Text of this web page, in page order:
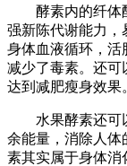
酵素内的纤体酵
强新陈代谢能力，
身体血液循环，活
减少了毒素。还可
达到减肥瘦身效果
水果酵素还可以
余能量，消除人体
素其实属于身体消